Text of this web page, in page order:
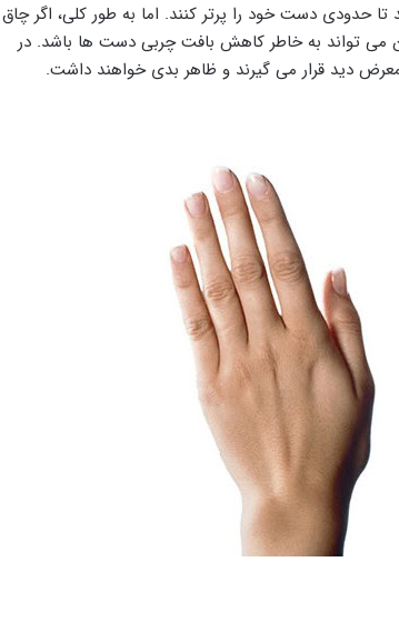
حدودی دست خود را پرتر کنند. اما به طور کلی، اگر چاق
می تواند به خاطر کاهش بافت چربی دست ها باشد. در
دید قرار می گیرند و ظاهر بدی خواهند داشت.